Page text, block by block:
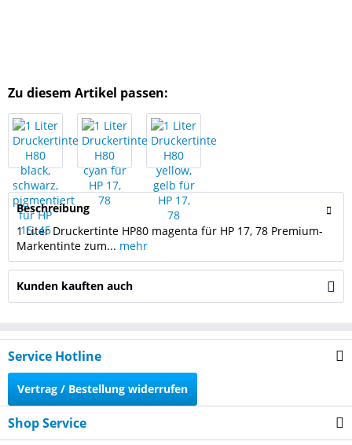
Zu diesem Artikel passen:
Beschreibung
1 Liter Druckertinte HP80 magenta für HP 17, 78 Premium-
Markentinte zum... mehr
Kunden kauften auch
Service Hotline
Vertrag / Bestellung widerrufen
Shop Service